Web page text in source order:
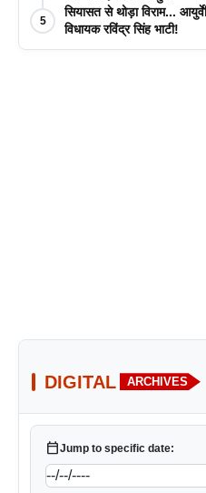
5
सियासत से थोड़ा विराम...
विधायक रविंद्र सिंह भाटी!
DIGITAL ARCHIVES
calendar_todayJump to specific date: